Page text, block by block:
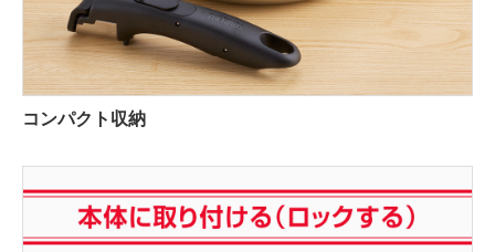
コンパクト収納